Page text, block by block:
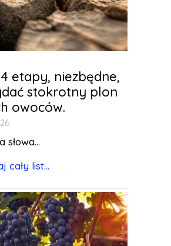
etapy, niezbędne,
stokrotny plon
owoców.
słowa...
cały list...